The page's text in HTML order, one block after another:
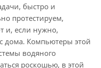
быстро и
протестируем,
и, если нужно,
дома. Компьютеры этой
водяного
роскошью, в этой